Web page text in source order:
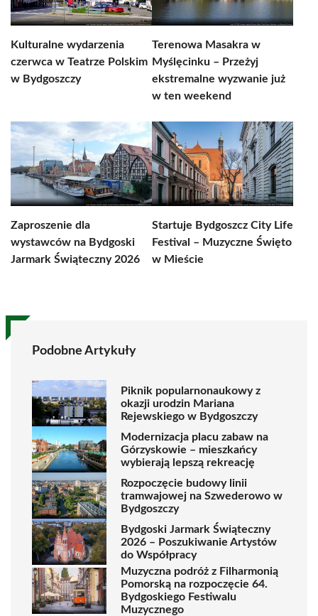
Kulturalne wydarzenia
czerwca w Teatrze Polskim
w Bydgoszczy
Terenowa Masakra w
Myślęcinku – Przeżyj
ekstremalne wyzwanie już
w ten weekend
Zaproszenie dla
wystawców na Bydgoski
Jarmark Świąteczny 2026
Startuje Bydgoszcz City Life
Festival – Muzyczne Święto
w Mieście
Podobne Artykuły
Piknik popularnonaukowy z
okazji urodzin Mariana
Rejewskiego w Bydgoszczy
Modernizacja placu zabaw na
Górzyskowie – mieszkańcy
wybierają lepszą rekreację
Rozpoczęcie budowy linii
tramwajowej na Szwederowo w
Bydgoszczy
Bydgoski Jarmark Świąteczny
2026 – Poszukiwanie Artystów
do Współpracy
Muzyczna podróż z Filharmonią
Pomorską na rozpoczęcie 64.
Bydgoskiego Festiwalu
Muzycznego